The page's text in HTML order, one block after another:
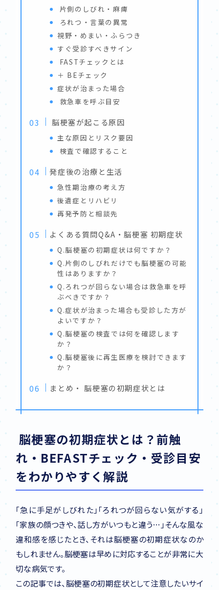
片側のしびれ・麻痺
ろれつ・言葉の異常
視野・めまい・ふらつき
すぐ受診すべきサイン
FASTチェックとは
＋ BEチェック
症状が治まった場合
救急車を呼ぶ目安
脳梗塞が起こる原因
主な原因とリスク要因
検査で確認すること
発症後の治療と生活
急性期治療の考え方
後遺症とリハビリ
再発予防と相談先
よくある質問Q&A・脳梗塞 初期症状
Q.脳梗塞の初期症状は何ですか？
Q.片側のしびれだけでも脳梗塞の可能
性はありますか？
Q.ろれつが回らない場合は救急車を呼
ぶべきですか？
Q.症状が治まった場合も受診した方が
よいですか？
Q.脳梗塞の検査では何を確認します
か？
Q.脳梗塞後に再生医療を検討できます
か？
まとめ・ 脳梗塞の初期症状とは
脳梗塞の初期症状とは？前触
れ・BEFASTチェック・受診目安
をわかりやすく解説
「急に手足がしびれた」「ろれつが回らない気がする」
「家族の顔つきや、話し方がいつもと違う…」そんな風な
違和感を感じたとき、それは脳梗塞の初期症状なのか
もしれません。脳梗塞は早めに対応することが非常に大
切な病気です。
この記事では、脳梗塞の初期症状として注意したいサイ